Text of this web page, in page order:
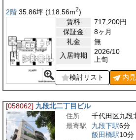
2階 35.86坪 (118.56m2)
賃料
717,200円
保証金
8ヶ月
礼金
無
入居時期
2026/10
上旬
検討リスト 内
[058062] 九段北二丁目ビル
住所
千代田区九段
最寄駅
九段下駅6分
飯田橋駅10分